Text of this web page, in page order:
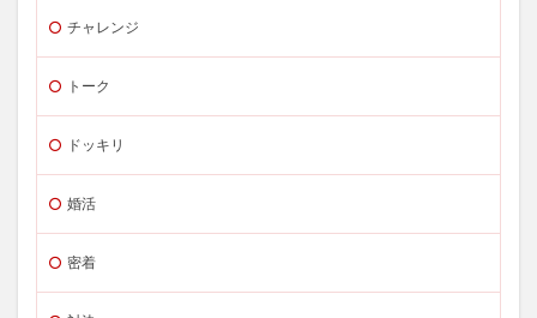
チャレンジ
トーク
ドッキリ
婚活
密着